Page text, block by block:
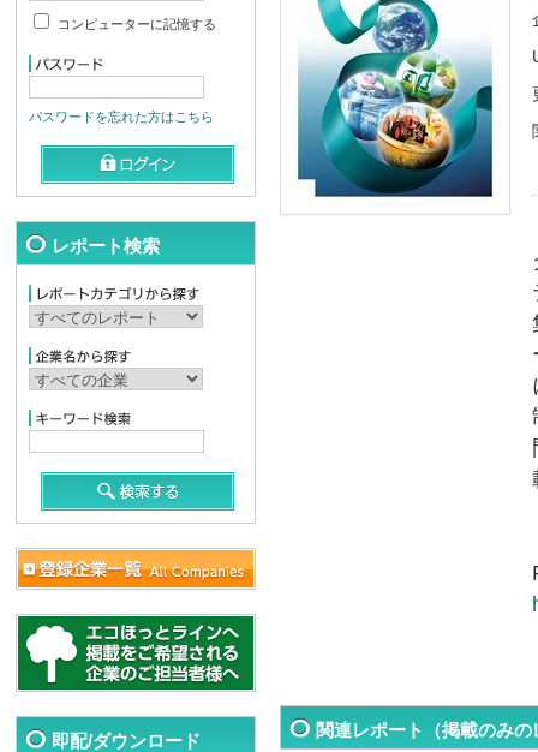
コンピューターに記憶する
パスワードを忘れた方はこちら
レポート検索
即配/ダウンロード
関連レポート（掲載のみ